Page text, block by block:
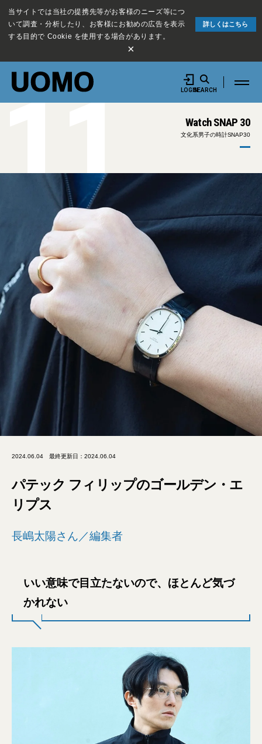
当サイトでは当社の提携先等がお客様のニーズ等につ
いて調査・分析したり、お客様にお勧めの広告を表示
する目的で Cookie を使用する場合があります。
詳しくはこちら
×
LOGINSEARCH
Watch SNAP 30
文化系男子の時計SNAP30
11
2024.06.04 最終更新日：2024.06.04
パテック フィリップのゴールデン・エ
リプス
長嶋太陽さん／編集者
いい意味で目立たないので、ほとんど気づ
かれない